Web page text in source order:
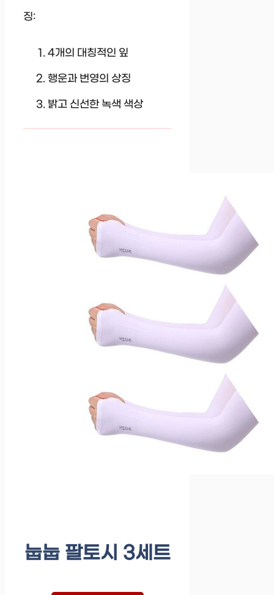
징:
4개의 대칭적인 잎
행운과 번영의 상징
밝고 신선한 녹색 색상
눕눕 팔토시 3세트